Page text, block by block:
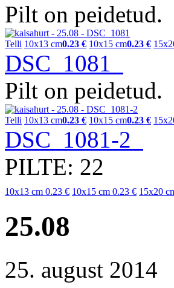
Pilt on peidetud.
Telli 10x13 cm0.23 € 10x15 cm0.23 €
DSC_1081
Pilt on peidetud.
Telli 10x13 cm0.23 € 10x15 cm0.23 €
DSC_1081-2
PILTE: 22
10x13 cm 0.23 € 10x15 cm 0.23 € 15x20
25.08
25. august 2014